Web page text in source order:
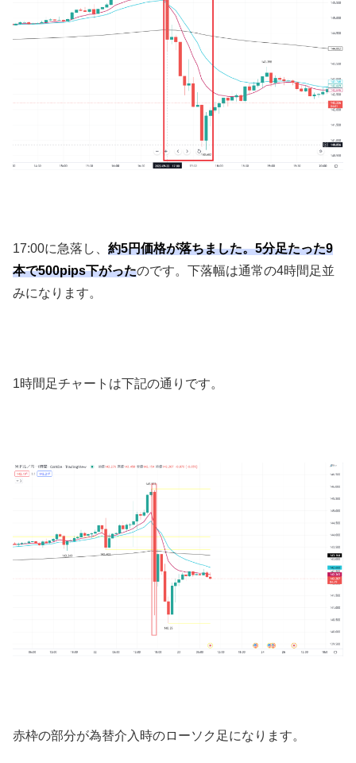
17:00に急落し、 約5円価格が落ちました。5分足たった9
本で500pips下がったのです。下落幅は通常の4時間足並
みになります。
1時間足チャートは下記の通りです。
赤枠の部分が為替介入時のローソク足になります。